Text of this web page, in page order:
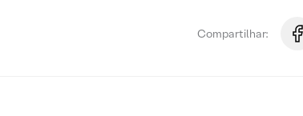
Compartilhar: